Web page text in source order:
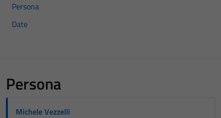
Persona
Date
Persona
Michele Vezzelli